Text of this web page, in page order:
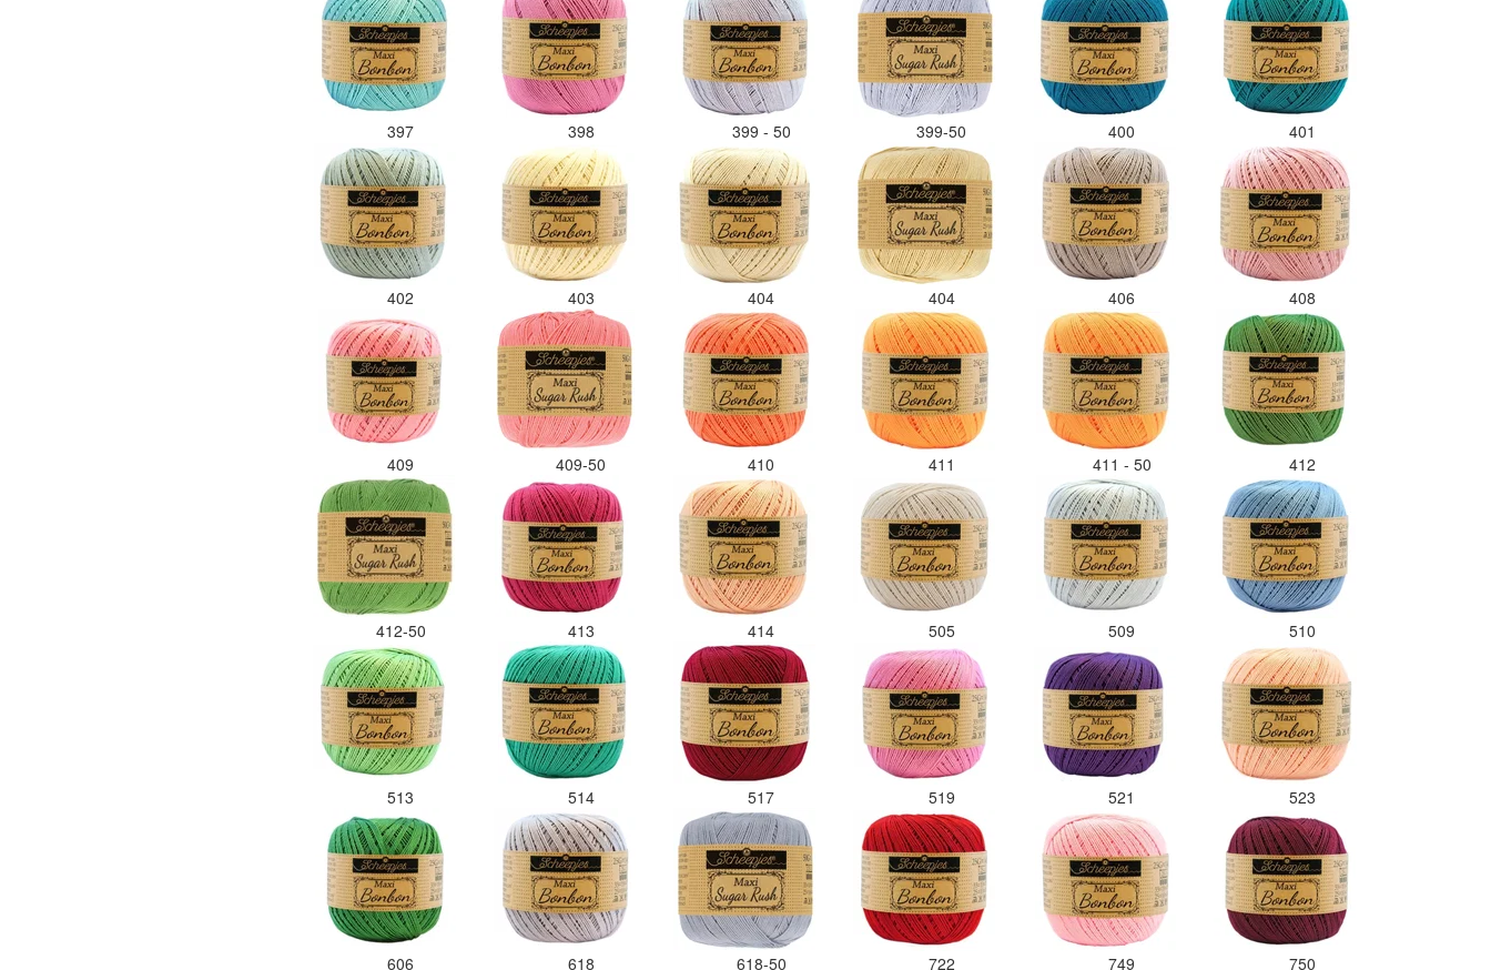
397 398 399 - 50 399-50 400 401
402 403 404 404 406 408
409 409-50 410 411 411 - 50 412
412-50 413 414 505 509 510
513 514 517 519 521 523
606 618 618-50 722 749 750